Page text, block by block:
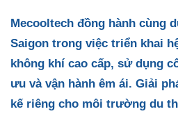
Mecooltech đồng hành cùng
Saigon trong việc triển khai
không khí cao cấp, sử dụng
ưu và vận hành êm ái. Giải
kế riêng cho môi trường du